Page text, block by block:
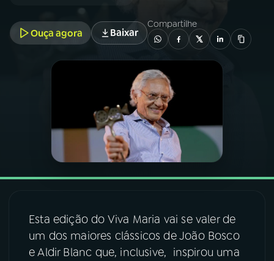
A RÁDIO
PROGRAMAÇÃO
VIDEOCASTS
Ouça agora Baixar
Compartilhe
Esta edição do Viva Maria vai se valer de
um dos maiores clássicos de João Bosco
e Aldir Blanc que, inclusive, inspirou uma